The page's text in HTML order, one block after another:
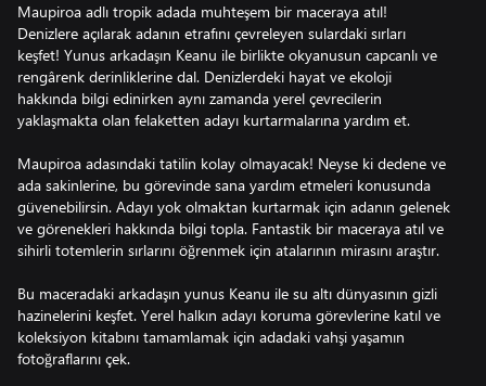
Maupiroa adlı tropik adada muhteşem bir maceraya atıl!
Denizlere açılarak adanın etrafını çevreleyen sulardaki sırları
keşfet! Yunus arkadaşın Keanu ile birlikte okyanusun capcanlı ve
rengârenk derinliklerine dal. Denizlerdeki hayat ve ekoloji
hakkında bilgi edinirken aynı zamanda yerel çevrecilerin
yaklaşmakta olan felaketten adayı kurtarmalarına yardım et.
Maupiroa adasındaki tatilin kolay olmayacak! Neyse ki dedene ve
ada sakinlerine, bu görevinde sana yardım etmeleri konusunda
güvenebilirsin. Adayı yok olmaktan kurtarmak için adanın gelenek
ve görenekleri hakkında bilgi topla. Fantastik bir maceraya atıl ve
sihirli totemlerin sırlarını öğrenmek için atalarının mirasını araştır.
Bu maceradaki arkadaşın yunus Keanu ile su altı dünyasının gizli
hazinelerini keşfet. Yerel halkın adayı koruma görevlerine katıl ve
koleksiyon kitabını tamamlamak için adadaki vahşi yaşamın
fotoğraflarını çek.